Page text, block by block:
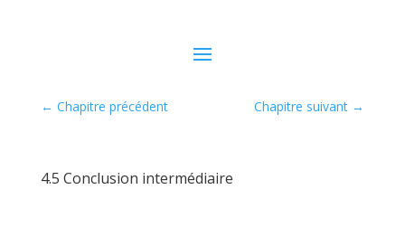
← Chapitre précédent Chapitre suivant →
4.5 Conclusion intermédiaire